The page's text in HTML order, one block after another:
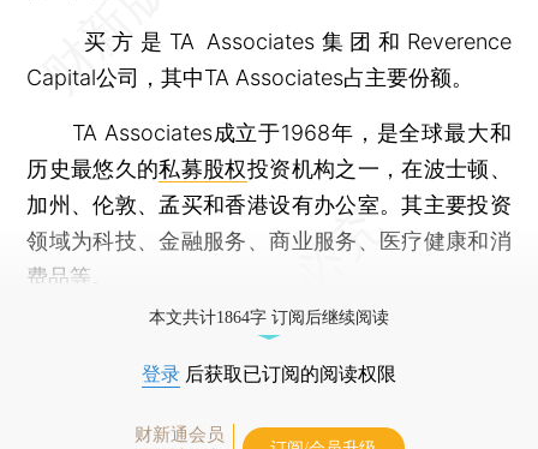
买方是TA Associates集团和Reverence
Capital公司，其中TA Associates占主要份额。
TA Associates成立于1968年，是全球最大和
历史最悠久的私募股权投资机构之一，在波士顿、
加州、伦敦、孟买和香港设有办公室。其主要投资
领域为科技、金融服务、商业服务、医疗健康和消
费品等。
本文共计1864字 订阅后继续阅读
登录 后获取已订阅的阅读权限
财新通会员